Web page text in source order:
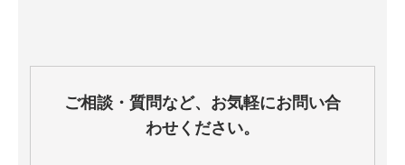
ご相談・質問など、お気軽にお問い合
わせください。